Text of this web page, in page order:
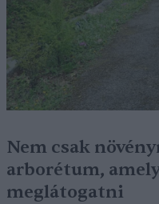
Nem csak
arborétum,
meglátogatni